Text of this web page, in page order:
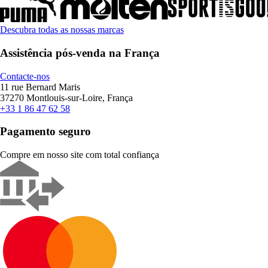
Descubra todas as nossas marcas
Assistência pós-venda na França
Contacte-nos
11 rue Bernard Maris
37270 Montlouis-sur-Loire, França
+33 1 86 47 62 58
Pagamento seguro
Compre em nosso site com total confiança